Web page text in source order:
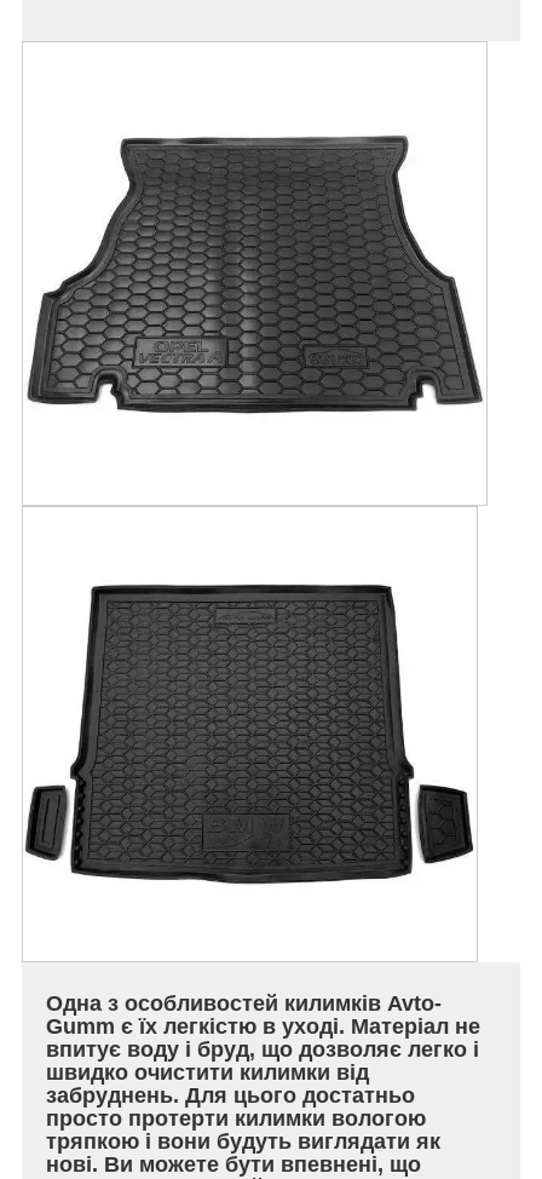
Одна з особливостей килимків Avto-
Gumm є їх легкістю в уході. Матеріал не
впитує воду і бруд, що дозволяє легко і
швидко очистити килимки від
забруднень. Для цього достатньо
просто протерти килимки вологою
тряпкою і вони будуть виглядати як
нові. Ви можете бути впевнені, що